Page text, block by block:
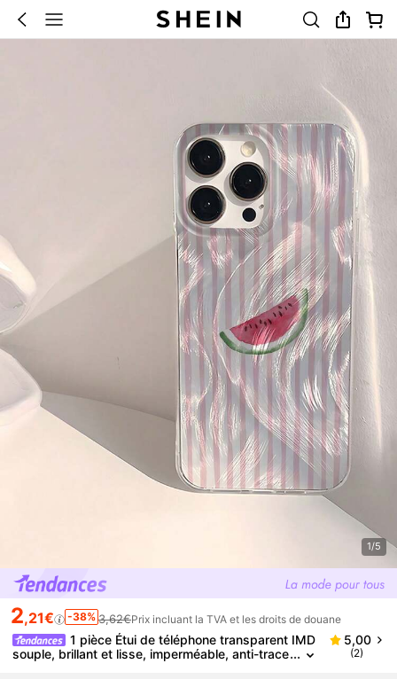
1/5
2,21€ -38% 3,62€Prix incluant la TVA et les droits de douane
1 pièce Étui de téléphone transparent IMD
souple, brillant et lisse, imperméable, anti-trace
5,00
(2)